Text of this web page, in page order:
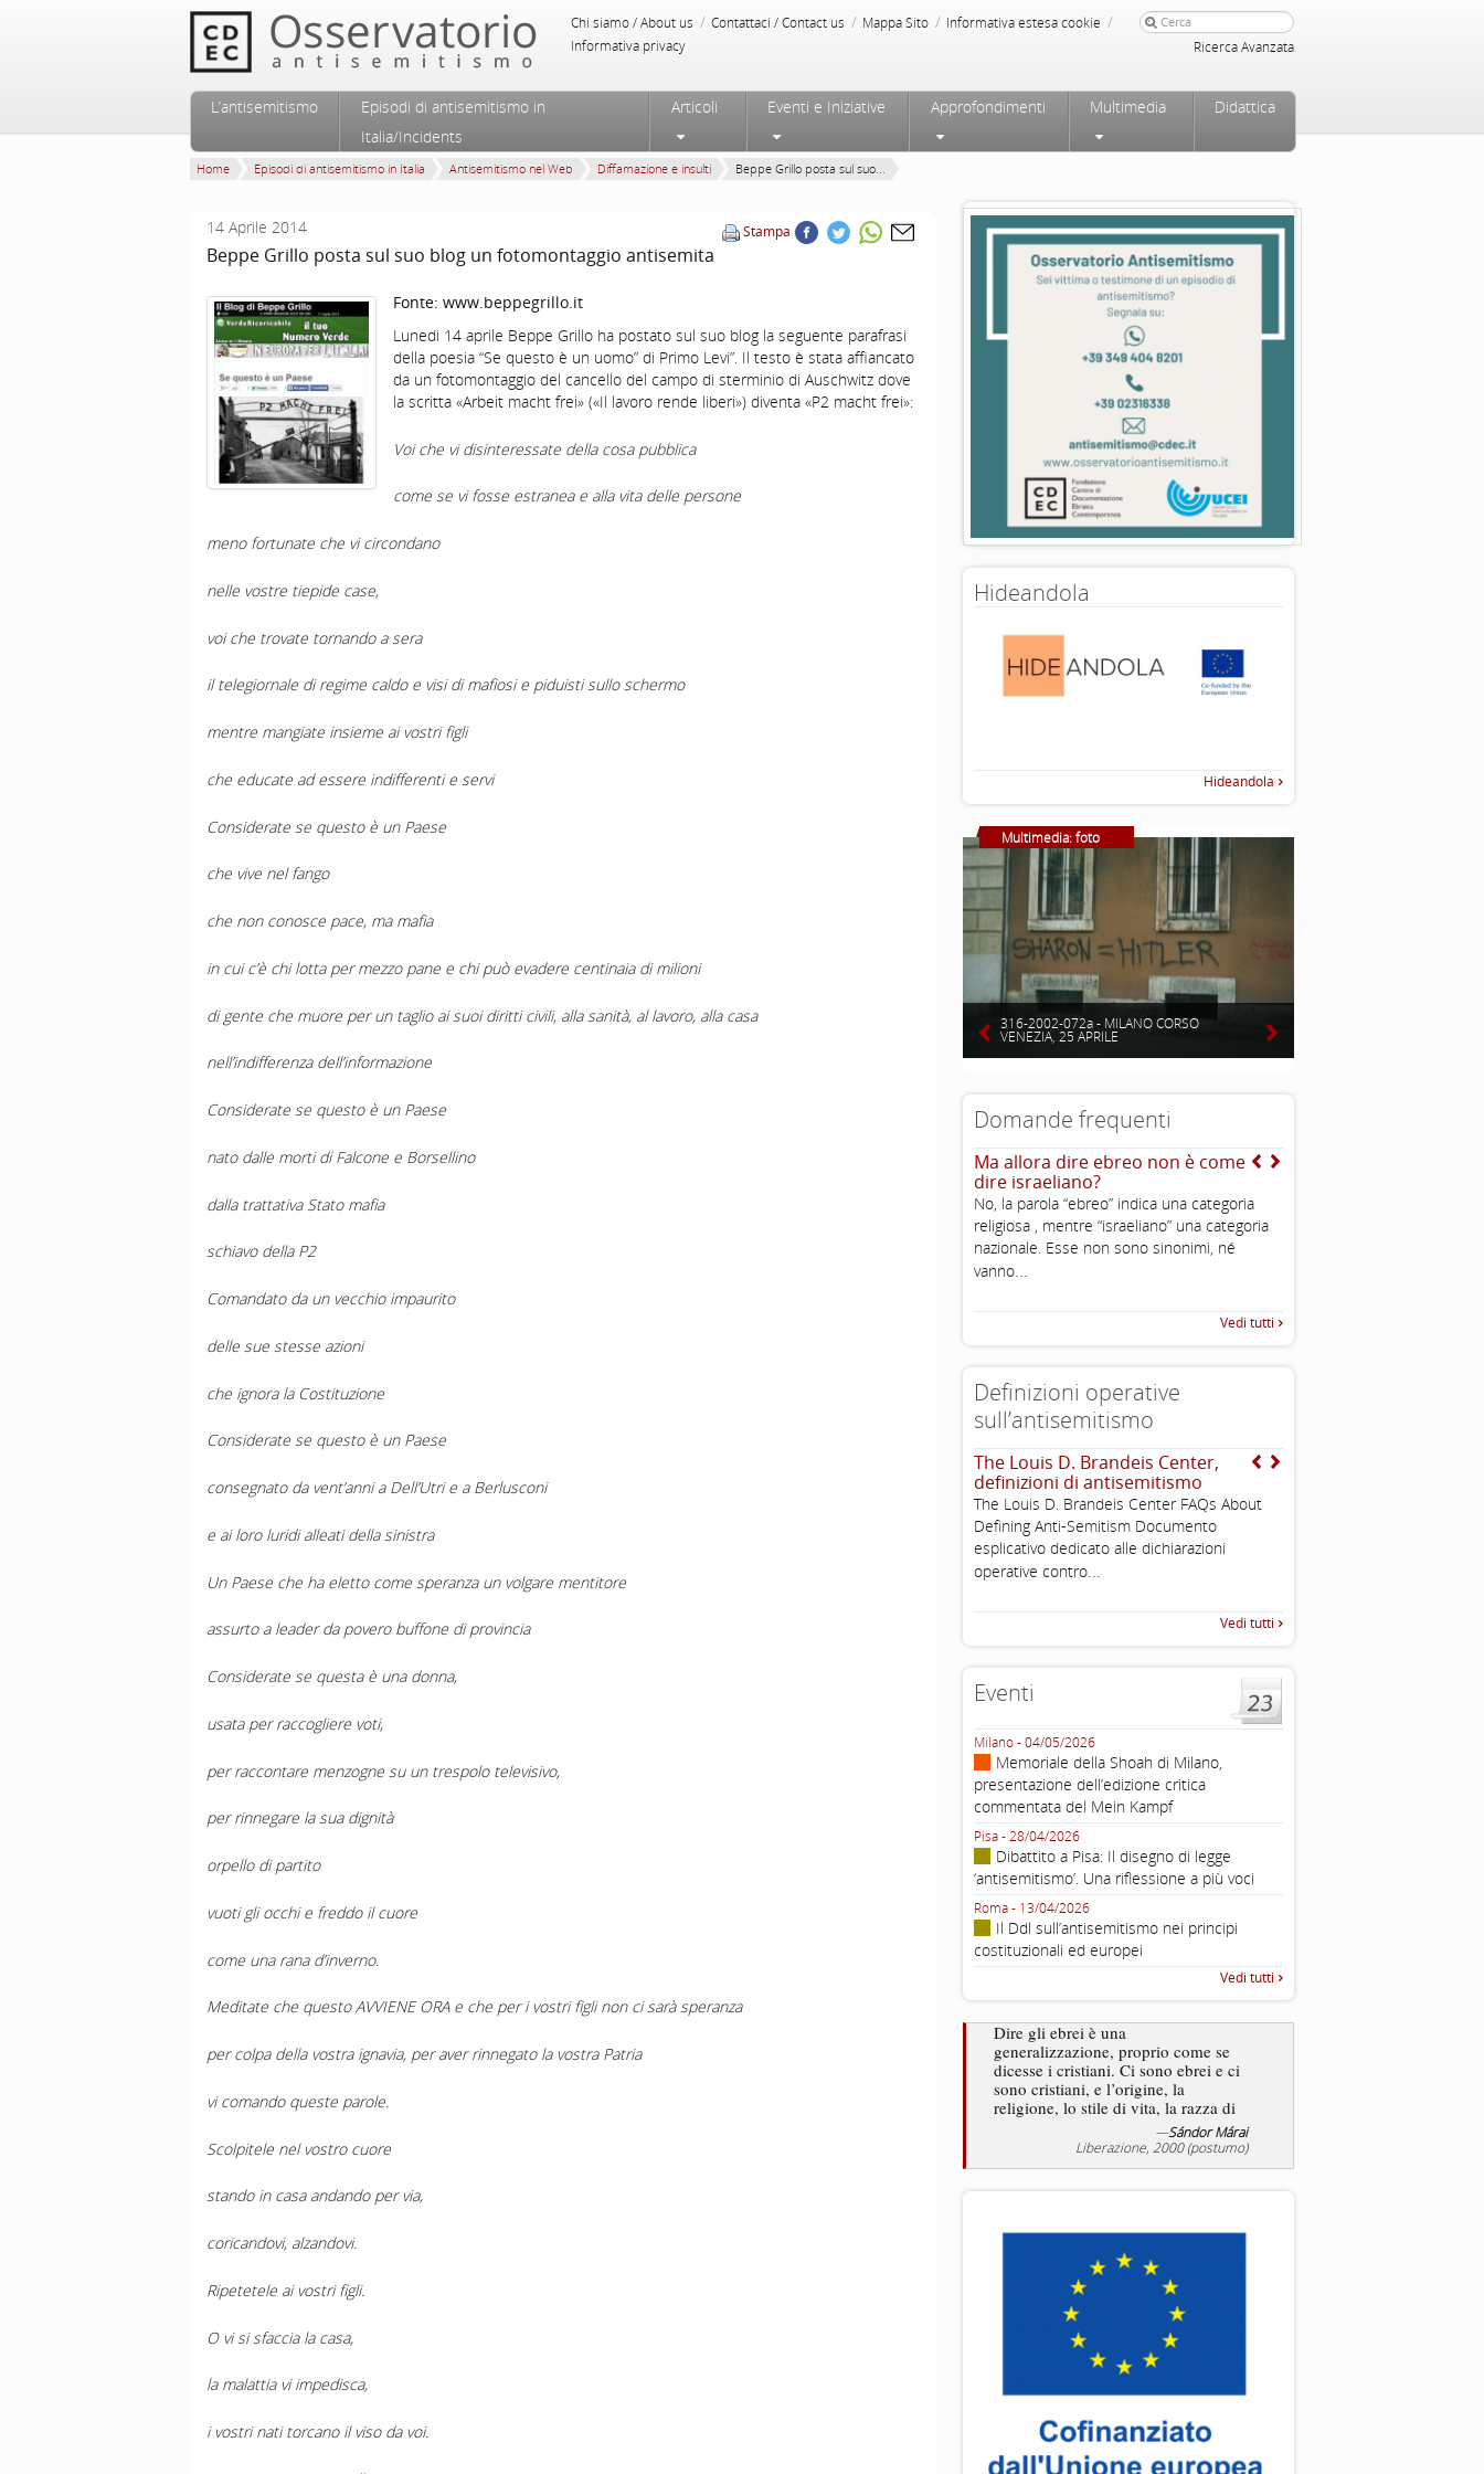
Chi siamo / About us / Contattaci / Contact us / Mappa Sito / Informativa estesa cookie /
Informativa privacy Ricerca Avanzata
Menu principale
Vai al contenuto principale
Vai al contenuto secondario
L’antisemitismo
Episodi di antisemitismo in
Italia/Incidents
Articoli Eventi e Iniziative Approfondimenti Multimedia Didattica
Home Episodi di antisemitismo in Italia Antisemitismo nel Web Diffamazione e insulti Beppe Grillo posta sul suo...
Stampa
14 Aprile 2014
Beppe Grillo posta sul suo blog un fotomontaggio antisemita
Fonte: www.beppegrillo.it
Lunedi 14 aprile Beppe Grillo ha postato sul suo blog la seguente parafrasi
della poesia “Se questo è un uomo” di Primo Levi”. Il testo è stata affiancato
da un fotomontaggio del cancello del campo di sterminio di Auschwitz dove
la scritta «Arbeit macht frei» («Il lavoro rende liberi») diventa «P2 macht frei»:
Voi che vi disinteressate della cosa pubblica
come se vi fosse estranea e alla vita delle persone
meno fortunate che vi circondano
nelle vostre tiepide case,
voi che trovate tornando a sera
il telegiornale di regime caldo e visi di mafiosi e piduisti sullo schermo
mentre mangiate insieme ai vostri figli
che educate ad essere indifferenti e servi
Considerate se questo è un Paese
che vive nel fango
che non conosce pace, ma mafia
in cui c’è chi lotta per mezzo pane e chi può evadere centinaia di milioni
di gente che muore per un taglio ai suoi diritti civili, alla sanità, al lavoro, alla casa
nell’indifferenza dell’informazione
Considerate se questo è un Paese
nato dalle morti di Falcone e Borsellino
dalla trattativa Stato mafia
schiavo della P2
Comandato da un vecchio impaurito
delle sue stesse azioni
che ignora la Costituzione
Considerate se questo è un Paese
consegnato da vent’anni a Dell’Utri e a Berlusconi
e ai loro luridi alleati della sinistra
Un Paese che ha eletto come speranza un volgare mentitore
assurto a leader da povero buffone di provincia
Considerate se questa è una donna,
usata per raccogliere voti,
per raccontare menzogne su un trespolo televisivo,
per rinnegare la sua dignità
orpello di partito
vuoti gli occhi e freddo il cuore
come una rana d’inverno.
Meditate che questo AVVIENE ORA e che per i vostri figli non ci sarà speranza
per colpa della vostra ignavia, per aver rinnegato la vostra Patria
vi comando queste parole.
Scolpitele nel vostro cuore
stando in casa andando per via,
coricandovi, alzandovi.
Ripetetele ai vostri figli.
O vi si sfaccia la casa,
la malattia vi impedisca,
i vostri nati torcano il viso da voi.
Hideandola
Hideandola
Multimedia: foto
316-2002-072a - MILANO CORSO
VENEZIA, 25 APRILE
Domande frequenti
Ma allora dire ebreo non è come
dire israeliano?
No, la parola “ebreo” indica una categoria
religiosa , mentre “israeliano” una categoria
nazionale. Esse non sono sinonimi, né
vanno...
Vedi tutti
Definizioni operative
sull’antisemitismo
The Louis D. Brandeis Center,
definizioni di antisemitismo
The Louis D. Brandeis Center FAQs About
Defining Anti-Semitism Documento
esplicativo dedicato alle dichiarazioni
operative contro...
Vedi tutti
Eventi
Milano - 04/05/2026
Memoriale della Shoah di Milano,
presentazione dell’edizione critica
commentata del Mein Kampf
Pisa - 28/04/2026
Dibattito a Pisa: Il disegno di legge
‘antisemitismo’. Una riflessione a più voci
Roma - 13/04/2026
Il Ddl sull’antisemitismo nei principi
costituzionali ed europei
Vedi tutti
Dire gli ebrei è una
generalizzazione, proprio come se
dicesse i cristiani. Ci sono ebrei e ci
sono cristiani, e l’origine, la
religione, lo stile di vita, la razza di
sicuro comportano tanti tratti...
—Sándor Márai
Liberazione, 2000 (postumo)